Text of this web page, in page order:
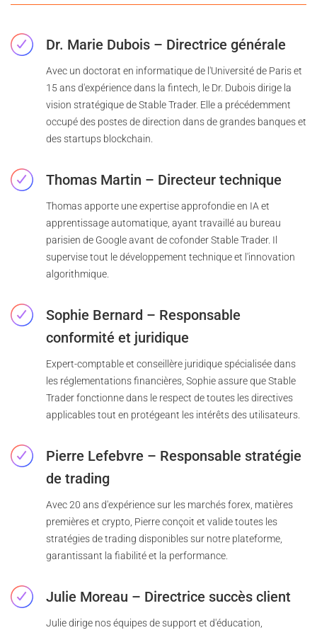
Dr. Marie Dubois – Directrice générale
Avec un doctorat en informatique de l'Université de Paris et
15 ans d'expérience dans la fintech, le Dr. Dubois dirige la
vision stratégique de Stable Trader. Elle a précédemment
occupé des postes de direction dans de grandes banques et
des startups blockchain.
Thomas Martin – Directeur technique
Thomas apporte une expertise approfondie en IA et
apprentissage automatique, ayant travaillé au bureau
parisien de Google avant de cofonder Stable Trader. Il
supervise tout le développement technique et l'innovation
algorithmique.
Sophie Bernard – Responsable
conformité et juridique
Expert-comptable et conseillère juridique spécialisée dans
les réglementations financières, Sophie assure que Stable
Trader fonctionne dans le respect de toutes les directives
applicables tout en protégeant les intérêts des utilisateurs.
Pierre Lefebvre – Responsable stratégie
de trading
Avec 20 ans d'expérience sur les marchés forex, matières
premières et crypto, Pierre conçoit et valide toutes les
stratégies de trading disponibles sur notre plateforme,
garantissant la fiabilité et la performance.
Julie Moreau – Directrice succès client
Julie dirige nos équipes de support et d'éducation,